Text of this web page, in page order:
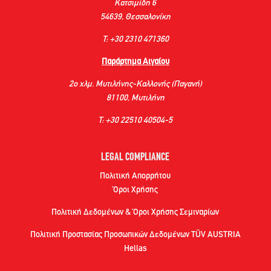
Κατσιμίδη 6
54639, Θεσσαλονίκη
Τ: +30 2310 471360
Παράρτημα Αιγαίου
2ο χλμ. Μυτιλήνης-Καλλονής (Παγανή)
81100, Μυτιλήνη
Τ: +30 22510 40504-5
LEGAL COMPLIANCE
Πολιτική Απορρήτου
Όροι Χρήσης
Πολιτική Δεδομένων & Όροι Χρήσης Σεμιναρίων
Πολιτική Προστασίας Προσωπικών Δεδομένων TÜV AUSTRIA
Hellas